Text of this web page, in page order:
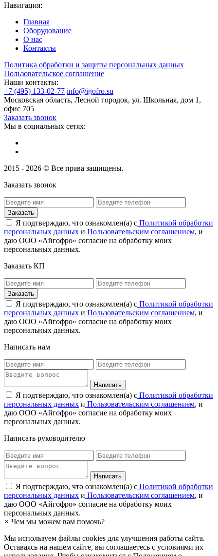
Навигация:
Главная
Оборудование
О нас
Контакты
Политика обработки и защиты персональных данных
Пользовательское соглашение
Наши контакты:
+7 (495) 133-02-77 info@igofro.su
Московская область, Лесной городок, ул. Школьная, дом 1,
офис 705
Заказать звонок
Мы в социальных сетях:
2015 - 2026 © Все права защищены.
Заказать звонок
Я подтверждаю, что ознакомлен(а) с Политикой обработки
персональных данных и Пользовательским соглашением, и
даю ООО «Айгофро» согласие на обработку моих
персональных данных.
Заказать КП
Я подтверждаю, что ознакомлен(а) с Политикой обработки
персональных данных и Пользовательским соглашением, и
даю ООО «Айгофро» согласие на обработку моих
персональных данных.
Написать нам
Я подтверждаю, что ознакомлен(а) с Политикой обработки
персональных данных и Пользовательским соглашением, и
даю ООО «Айгофро» согласие на обработку моих
персональных данных.
Написать руководителю
Я подтверждаю, что ознакомлен(а) с Политикой обработки
персональных данных и Пользовательским соглашением, и
даю ООО «Айгофро» согласие на обработку моих
персональных данных.
× Чем мы можем вам помочь?
Мы используем файлы cookies для улучшения работы сайта.
Оставаясь на нашем сайте, вы соглашаетесь с условиями их